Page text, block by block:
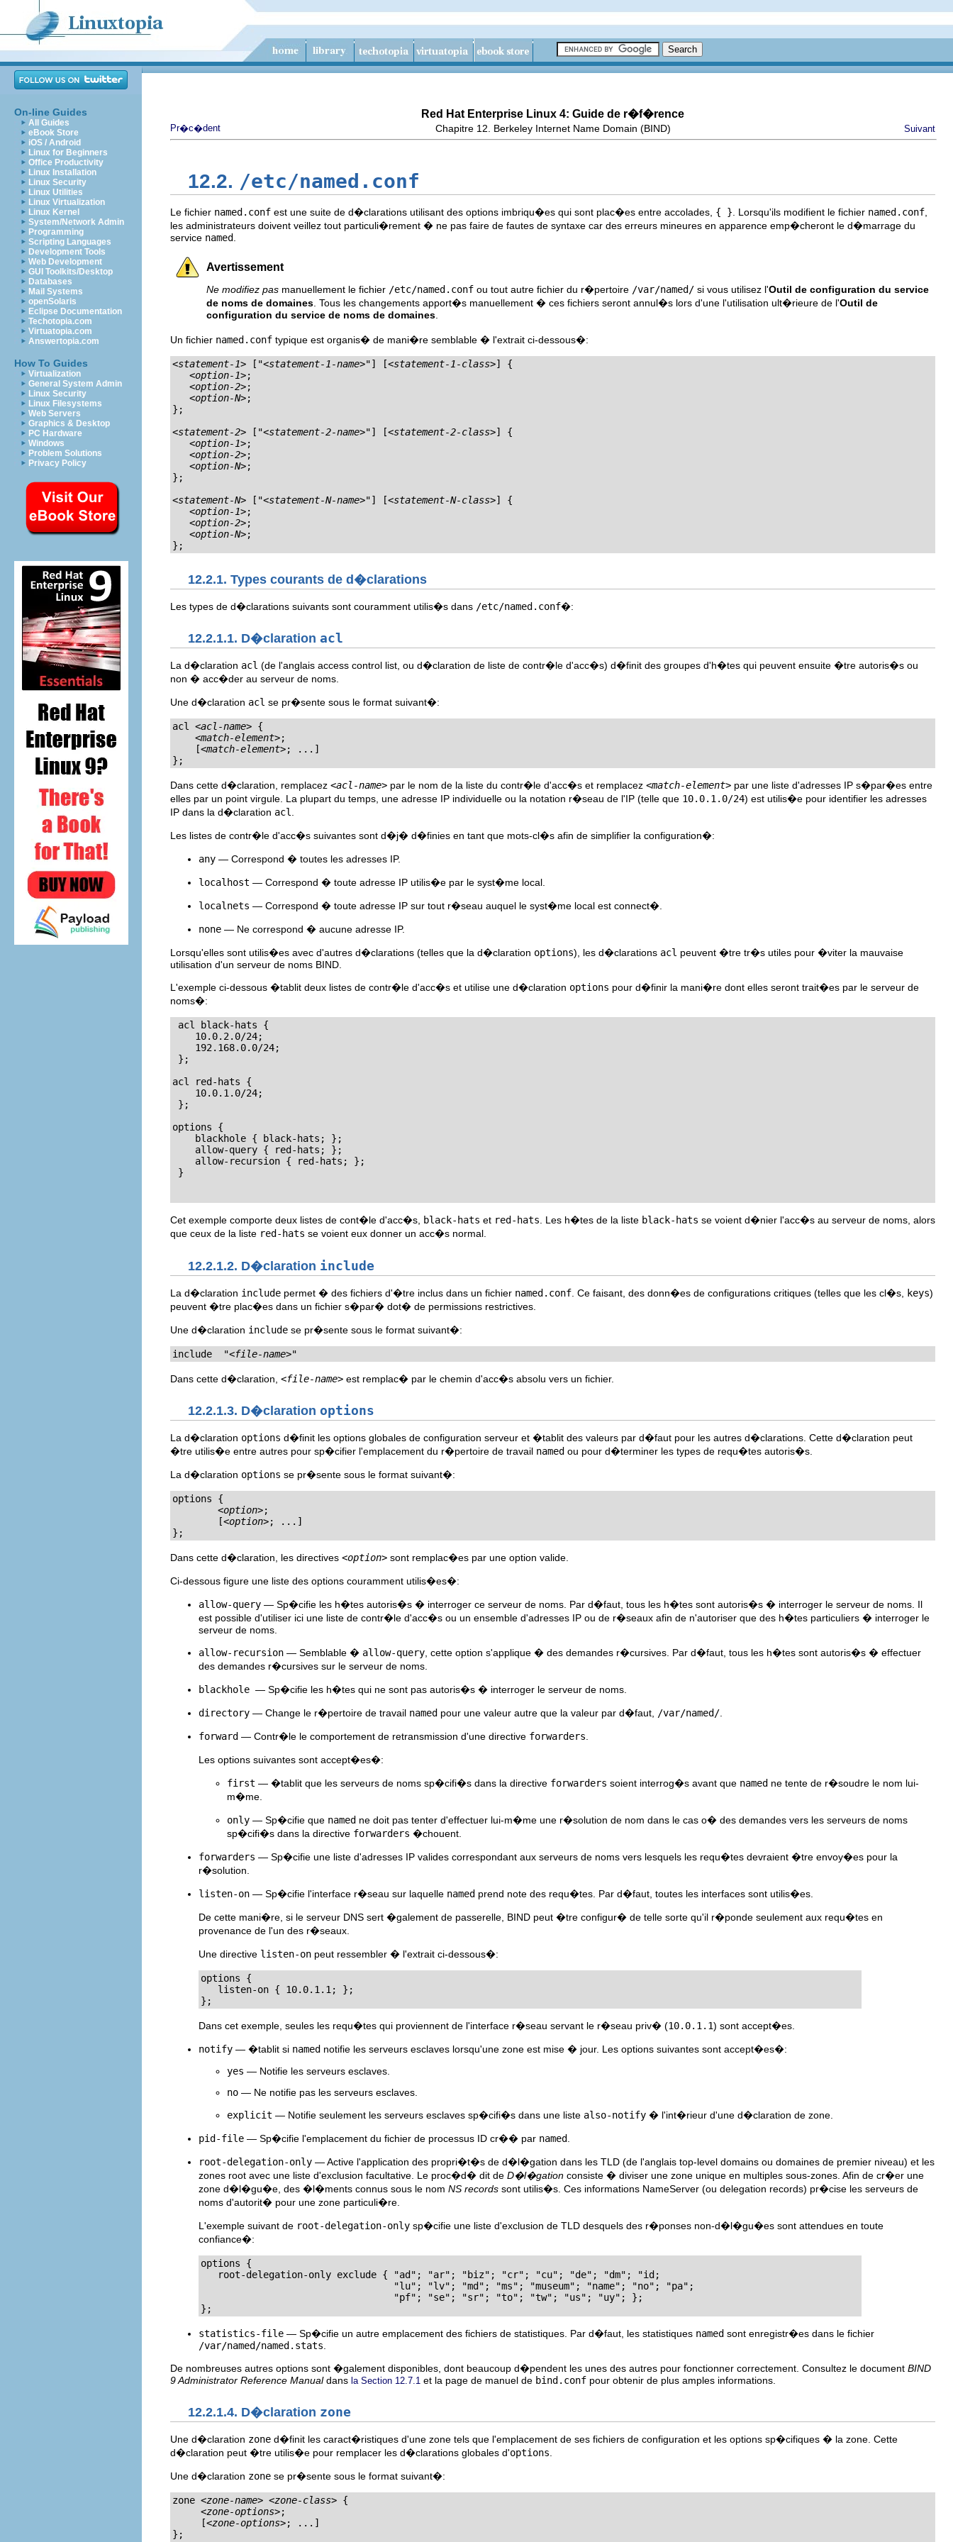
On-line Guides
All Guides
eBook Store
iOS / Android
Linux for Beginners
Office Productivity
Linux Installation
Linux Security
Linux Utilities
Linux Virtualization
Linux Kernel
System/Network Admin
Programming
Scripting Languages
Development Tools
Web Development
GUI Toolkits/Desktop
Databases
Mail Systems
openSolaris
Eclipse Documentation
Techotopia.com
Virtuatopia.com
Answertopia.com
How To Guides
Virtualization
General System Admin
Linux Security
Linux Filesystems
Web Servers
Graphics & Desktop
PC Hardware
Windows
Problem Solutions
Privacy Policy
Red Hat Enterprise Linux 4: Guide de r�f�rence
Pr�c�dent Chapitre 12. Berkeley Internet Name Domain (BIND) Suivant
12.2. /etc/named.conf
Le fichier named.conf est une suite de d�clarations utilisant des options imbriqu�es qui sont plac�es entre accolades, { } . Lorsqu'ils modifient le fichier named.conf
les administrateurs doivent veillez tout particuli�rement � ne pas faire de fautes de syntaxe car des erreurs mineures en apparence emp�cheront le d�marrage du
service named
Avertissement
Ne modifiez pas manuellement le fichier /etc/named.conf ou tout autre fichier du r�pertoire /var/named/ si vous utilisez l'Outil de configuration du service
de noms de domaines . Tous les changements apport�s manuellement � ces fichiers seront annul�s lors d'une l'utilisation ult�rieure de l'Outil de
configuration du service de noms de domaines
Un fichier named.conf typique est organis� de mani�re semblable � l'extrait ci-dessous�:
<statement-1> ["<statement-1-name>"] [<statement-1-class>] {
<option-1>;
<option-2>;
<option-N>;
};
<statement-2> ["<statement-2-name>"] [<statement-2-class>] {
<option-1>;
<option-2>;
<option-N>;
};
<statement-N> ["<statement-N-name>"] [<statement-N-class>] {
<option-1>;
<option-2>;
<option-N>;
};
12.2.1. Types courants de d�clarations
Les types de d�clarations suivants sont couramment utilis�s dans /etc/named.conf�:
12.2.1.1. D�claration acl
La d�claration acl (de l'anglais access control list, ou d�claration de liste de contr�le d'acc�s) d�finit des groupes d'h�tes qui peuvent ensuite �tre autoris�s ou
non � acc�der au serveur de noms.
Une d�claration acl se pr�sente sous le format suivant�:
acl <acl-name> {
<match-element>;
    [
<match-element>; ...]
};
Dans cette d�claration, remplacez <acl-name> par le nom de la liste du contr�le d'acc�s et remplacez <match-element> par une liste d'adresses IP s�par�es entre
elles par un point virgule. La plupart du temps, une adresse IP individuelle ou la notation r�seau de l'IP (telle que 10.0.1.0/24) est utilis�e pour identifier les adresses
IP dans la d�claration acl
Les listes de contr�le d'acc�s suivantes sont d�j� d�finies en tant que mots-cl�s afin de simplifier la configuration�:
any — Correspond � toutes les adresses IP.
localhost — Correspond � toute adresse IP utilis�e par le syst�me local.
localnets — Correspond � toute adresse IP sur tout r�seau auquel le syst�me local est connect�.
none — Ne correspond � aucune adresse IP.
Lorsqu'elles sont utilis�es avec d'autres d�clarations (telles que la d�claration options), les d�clarations acl peuvent �tre tr�s utiles pour �viter la mauvaise
utilisation d'un serveur de noms BIND.
L'exemple ci-dessous �tablit deux listes de contr�le d'acc�s et utilise une d�claration options pour d�finir la mani�re dont elles seront trait�es par le serveur de
noms�:
acl black-hats {
    10.0.2.0/24;
    192.168.0.0/24;
};
acl red-hats {
    10.0.1.0/24;
};
options {
    blackhole { black-hats; };
    allow-query { red-hats; };
    allow-recursion { red-hats; };
}
Cet exemple comporte deux listes de cont�le d'acc�s, black-hats et red-hats . Les h�tes de la liste black-hats se voient d�nier l'acc�s au serveur de noms, alors
que ceux de la liste red-hats se voient eux donner un acc�s normal.
12.2.1.2. D�claration include
La d�claration include permet � des fichiers d'�tre inclus dans un fichier named.conf . Ce faisant, des donn�es de configurations critiques (telles que les cl�s, keys)
peuvent �tre plac�es dans un fichier s�par� dot� de permissions restrictives.
Une d�claration include se pr�sente sous le format suivant�:
include  "<file-name>"
Dans cette d�claration, <file-name> est remplac� par le chemin d'acc�s absolu vers un fichier.
12.2.1.3. D�claration options
La d�claration options d�finit les options globales de configuration serveur et �tablit des valeurs par d�faut pour les autres d�clarations. Cette d�claration peut
�tre utilis�e entre autres pour sp�cifier l'emplacement du r�pertoire de travail named ou pour d�terminer les types de requ�tes autoris�s.
La d�claration options se pr�sente sous le format suivant�:
options {
<option>;
	[
<option>; ...]
};
Dans cette d�claration, les directives <option> sont remplac�es par une option valide.
Ci-dessous figure une liste des options couramment utilis�es�:
allow-query — Sp�cifie les h�tes autoris�s � interroger ce serveur de noms. Par d�faut, tous les h�tes sont autoris�s � interroger le serveur de noms. Il
est possible d'utiliser ici une liste de contr�le d'acc�s ou un ensemble d'adresses IP ou de r�seaux afin de n'autoriser que des h�tes particuliers � interroger le
serveur de noms.
allow-recursion — Semblable � allow-query , cette option s'applique � des demandes r�cursives. Par d�faut, tous les h�tes sont autoris�s � effectuer
des demandes r�cursives sur le serveur de noms.
blackhole — Sp�cifie les h�tes qui ne sont pas autoris�s � interroger le serveur de noms.
directory — Change le r�pertoire de travail named pour une valeur autre que la valeur par d�faut, /var/named/
forward — Contr�le le comportement de retransmission d'une directive forwarders
Les options suivantes sont accept�es�:
first — �tablit que les serveurs de noms sp�cifi�s dans la directive forwarders soient interrog�s avant que named ne tente de r�soudre le nom lui-
m�me.
only — Sp�cifie que named ne doit pas tenter d'effectuer lui-m�me une r�solution de nom dans le cas o� des demandes vers les serveurs de noms
sp�cifi�s dans la directive forwarders �chouent.
forwarders — Sp�cifie une liste d'adresses IP valides correspondant aux serveurs de noms vers lesquels les requ�tes devraient �tre envoy�es pour la
r�solution.
listen-on — Sp�cifie l'interface r�seau sur laquelle named prend note des requ�tes. Par d�faut, toutes les interfaces sont utilis�es.
De cette mani�re, si le serveur DNS sert �galement de passerelle, BIND peut �tre configur� de telle sorte qu'il r�ponde seulement aux requ�tes en
provenance de l'un des r�seaux.
Une directive listen-on peut ressembler � l'extrait ci-dessous�:
options {
   listen-on { 10.0.1.1; };
};
Dans cet exemple, seules les requ�tes qui proviennent de l'interface r�seau servant le r�seau priv� (10.0.1.1) sont accept�es.
notify — �tablit si named notifie les serveurs esclaves lorsqu'une zone est mise � jour. Les options suivantes sont accept�es�:
yes — Notifie les serveurs esclaves.
no — Ne notifie pas les serveurs esclaves.
explicit — Notifie seulement les serveurs esclaves sp�cifi�s dans une liste also-notify � l'int�rieur d'une d�claration de zone.
pid-file — Sp�cifie l'emplacement du fichier de processus ID cr�� par named
root-delegation-only — Active l'application des propri�t�s de d�l�gation dans les TLD (de l'anglais top-level domains ou domaines de premier niveau) et les
zones root avec une liste d'exclusion facultative. Le proc�d� dit de D�l�gation consiste � diviser une zone unique en multiples sous-zones. Afin de cr�er une
zone d�l�gu�e, des �l�ments connus sous le nom NS records sont utilis�s. Ces informations NameServer (ou delegation records) pr�cise les serveurs de
noms d'autorit� pour une zone particuli�re.
L'exemple suivant de root-delegation-only sp�cifie une liste d'exclusion de TLD desquels des r�ponses non-d�l�gu�es sont attendues en toute
confiance�:
options {
   root-delegation-only exclude { "ad"; "ar"; "biz"; "cr"; "cu"; "de"; "dm"; "id;
};
statistics-file — Sp�cifie un autre emplacement des fichiers de statistiques. Par d�faut, les statistiques named sont enregistr�es dans le fichier
/var/named/named.stats
De nombreuses autres options sont �galement disponibles, dont beaucoup d�pendent les unes des autres pour fonctionner correctement. Consultez le document BIND
9 Administrator Reference Manualdans la Section 12.7.1 et la page de manuel de bind.conf pour obtenir de plus amples informations.
12.2.1.4. D�claration zone
Une d�claration zone d�finit les caract�ristiques d'une zone tels que l'emplacement de ses fichiers de configuration et les options sp�cifiques � la zone. Cette
d�claration peut �tre utilis�e pour remplacer les d�clarations globales d'options
Une d�claration zone se pr�sente sous le format suivant�:
zone <zone-name> <zone-class> {
<zone-options>;
     [
<zone-options>; ...]
};